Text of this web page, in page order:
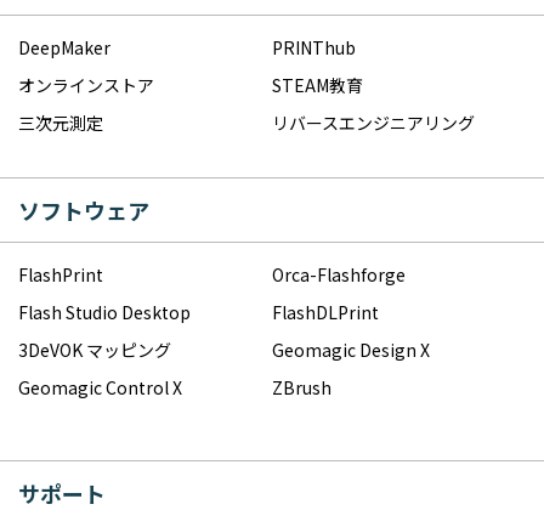
DeepMaker
PRINThub
オンラインストア
STEAM教育
三次元測定
リバースエンジニアリング
ソフトウェア
FlashPrint
Orca-Flashforge
Flash Studio Desktop
FlashDLPrint
3DeVOK マッピング
Geomagic Design X
Geomagic Control X
ZBrush
サポート